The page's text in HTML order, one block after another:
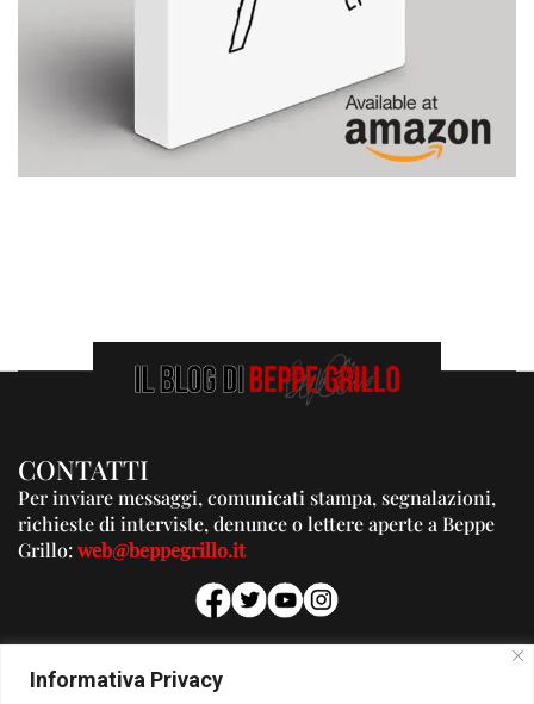
Informativa Privacy
CONTATTI
Per inviare messaggi, comunicati stampa, segnalazioni,
richieste di interviste, denunce o lettere aperte a Beppe
Grillo:web@beppegrillo.it
PUBBLICITA'
Per la tua pubblicità su questo Blog: